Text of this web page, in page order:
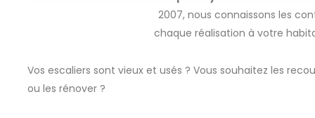
2007, nous connaissons les
chaque réalisation à votre
Vos escaliers sont vieux et usés ? Vous souhaitez les
ou les rénover ?